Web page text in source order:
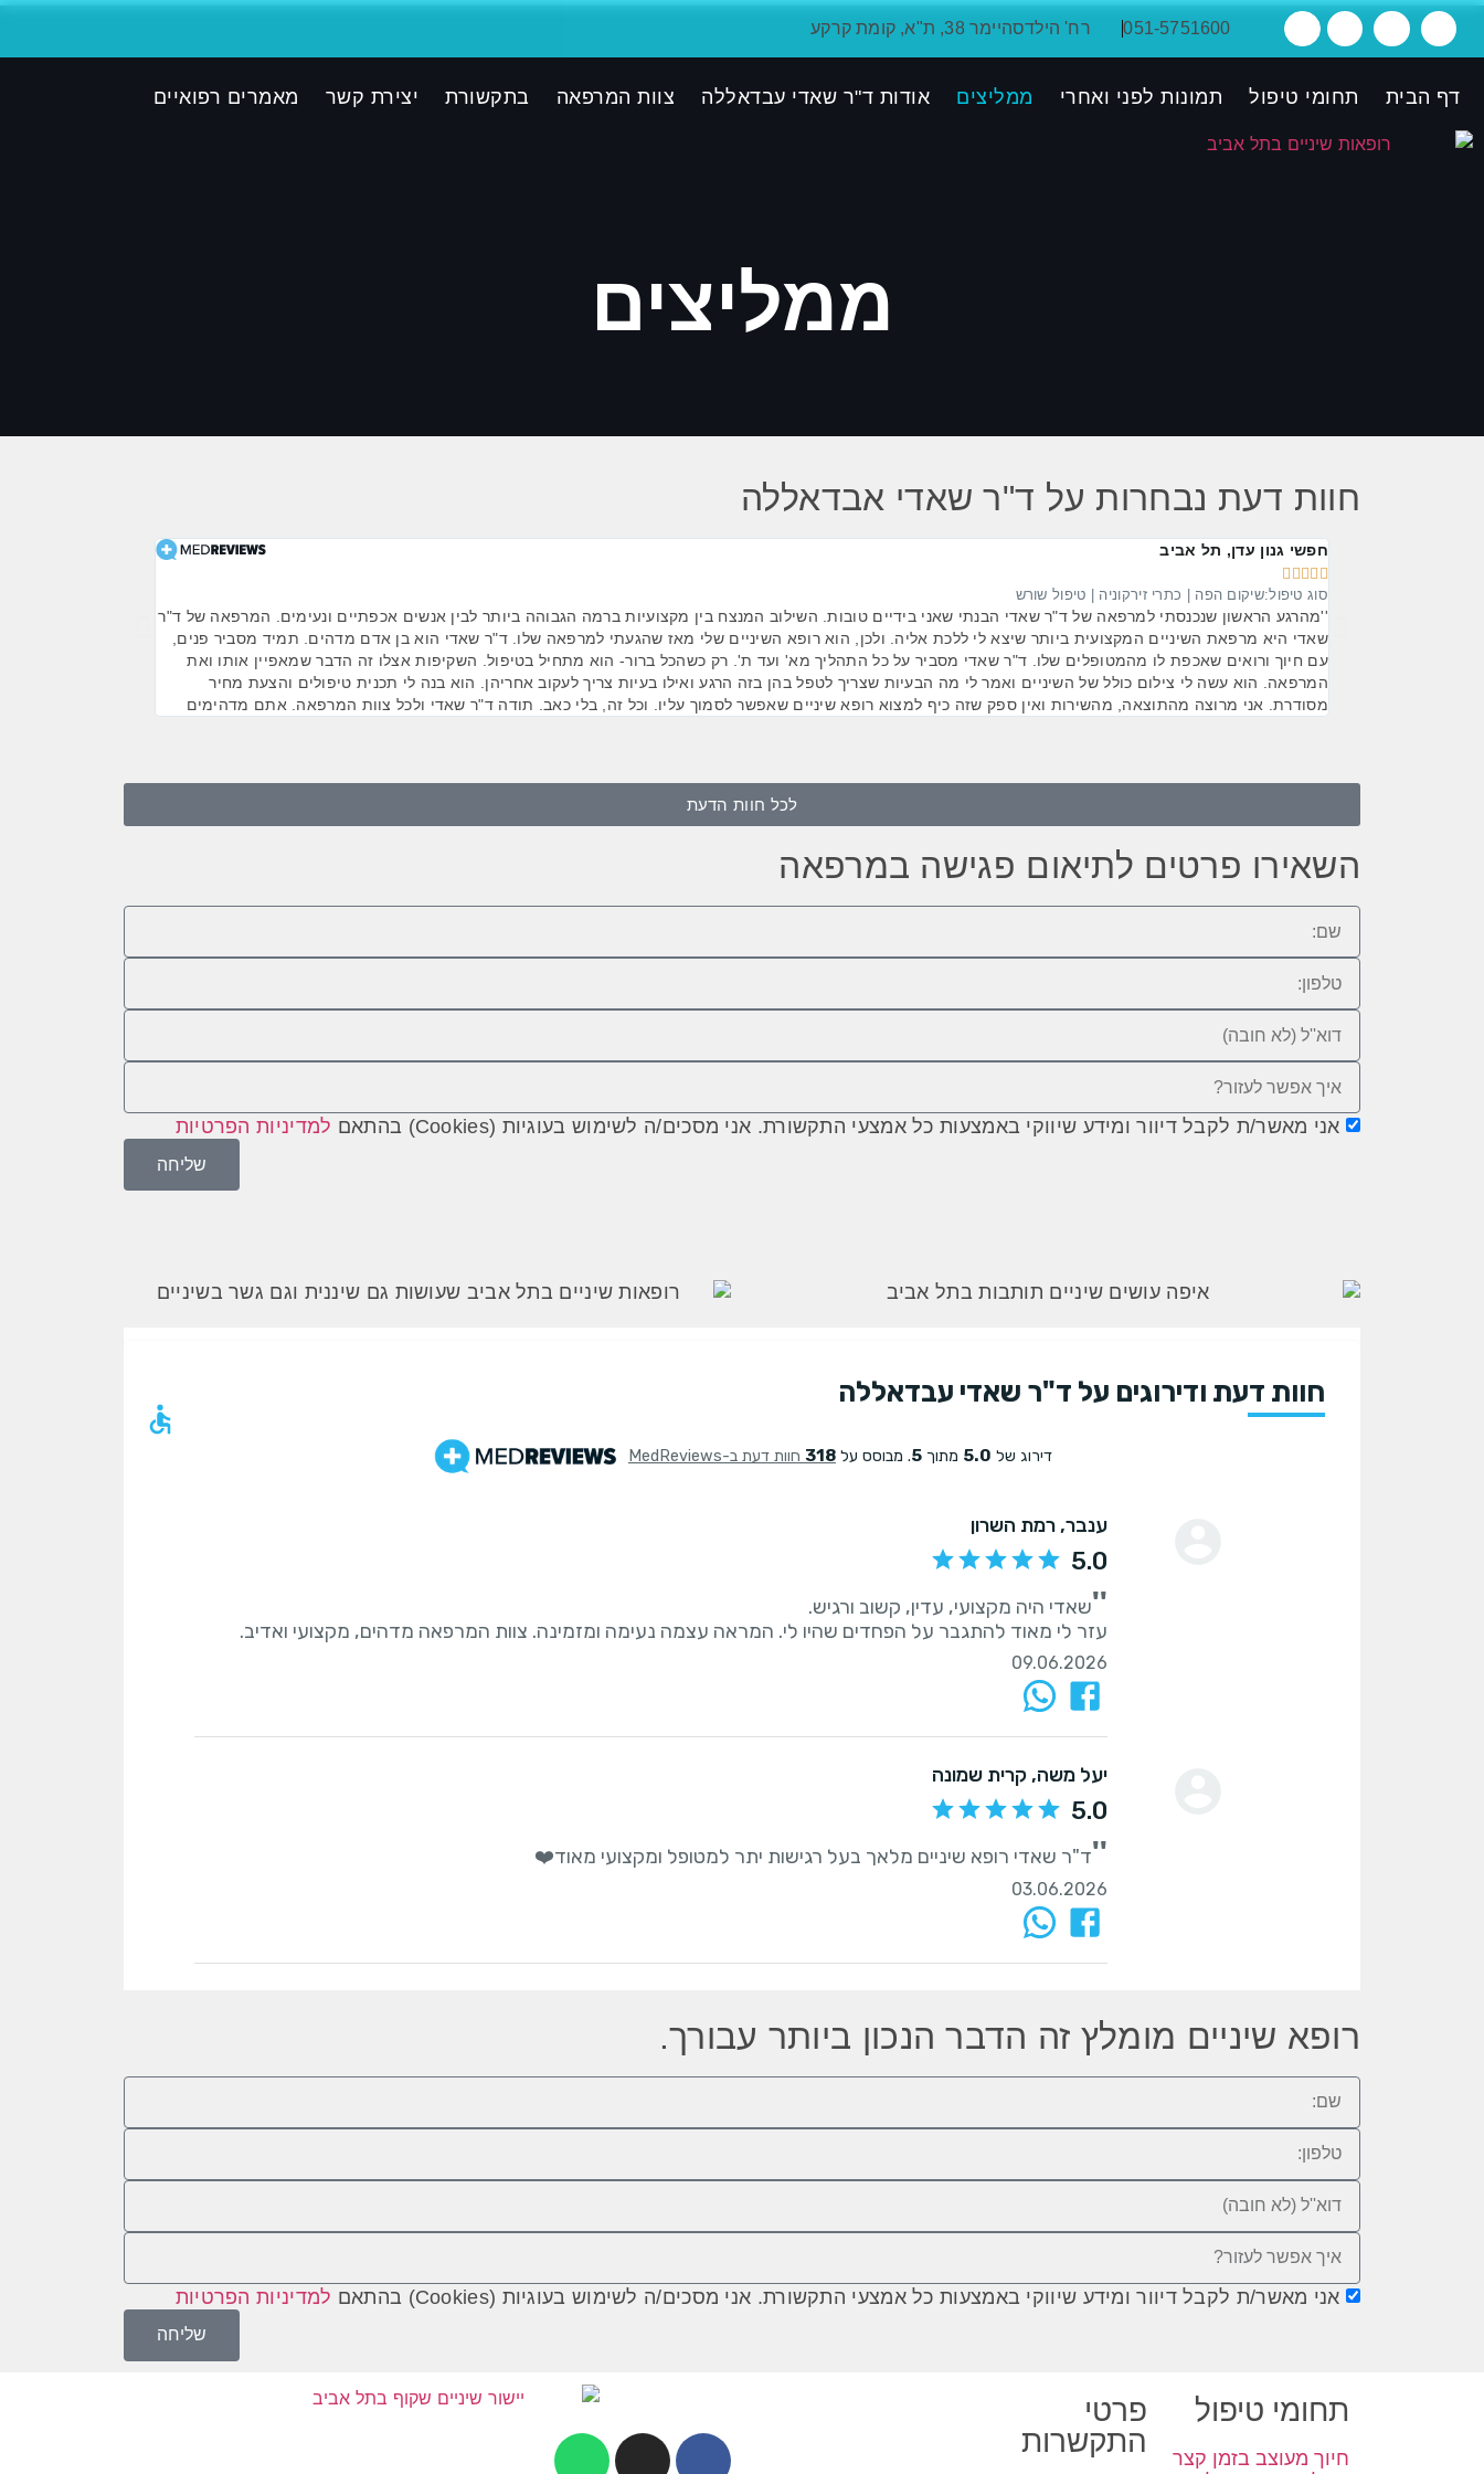
051-5751600 רח' הילדסהיימר 38, ת"א, קומת קרקע
דף הבית תחומי טיפול תמונות לפני ואחרי ממליצים אודות ד"ר שאדי עבדאללה צוות המרפאה בתקשורת יצירת קשר מאמרים רפואיים
ממליצים
חוות דעת נבחרות על ד"ר שאדי אבדאללה
חפשי גנון עדן, תל אביב





סוג טיפול:שיקום הפה | כתרי זירקוניה | טיפול שורש
''מהרגע הראשון שנכנסתי למרפאה של ד"ר שאדי הבנתי שאני בידיים טובות. השילוב המנצח בין מקצועיות ברמה הגבוהה ביותר לבין אנשים אכפתיים ונעימים. המרפאה של ד"ר
שאדי היא מרפאת השיניים המקצועית ביותר שיצא לי ללכת אליה. ולכן, הוא רופא השיניים שלי מאז שהגעתי למרפאה שלו. ד"ר שאדי הוא בן אדם מדהים. תמיד מסביר פנים,
עם חיוך ורואים שאכפת לו מהמטופלים שלו. ד"ר שאדי מסביר על כל התהליך מא' ועד ת'. רק כשהכל ברור- הוא מתחיל בטיפול. השקיפות אצלו זה הדבר שמאפיין אותו ואת
המרפאה. הוא עשה לי צילום כולל של השיניים ואמר לי מה הבעיות שצריך לטפל בהן בזה הרגע ואילו בעיות צריך לעקוב אחריהן. הוא בנה לי תכנית טיפולים והצעת מחיר
מסודרת. אני מרוצה מהתוצאה, מהשירות ואין ספק שזה כיף למצוא רופא שיניים שאפשר לסמוך עליו. וכל זה, בלי כאב. תודה ד"ר שאדי ולכל צוות המרפאה. אתם מדהימים
לכל חוות הדעת
השאירו פרטים לתיאום פגישה במרפאה
אני מאשר/ת לקבל דיוור ומידע שיווקי באמצעות כל אמצעי התקשורת. אני מסכים/ה לשימוש בעוגיות (Cookies) בהתאם למדיניות הפרטיות
שליחה
רופא שיניים מומלץ זה הדבר הנכון ביותר עבורך.
אני מאשר/ת לקבל דיוור ומידע שיווקי באמצעות כל אמצעי התקשורת. אני מסכים/ה לשימוש בעוגיות (Cookies) בהתאם למדיניות הפרטיות
שליחה
תחומי טיפול
חיוך מעוצב בזמן קצר
פרטי
התקשרות